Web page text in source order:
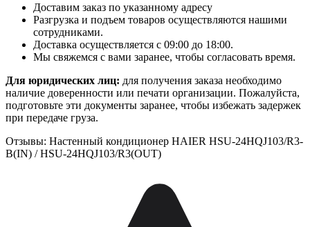
Доставим заказ по указанному адресу
Разгрузка и подъем товаров осуществляются нашими
сотрудниками.
Доставка осуществляется с 09:00 до 18:00.
Мы свяжемся с вами заранее, чтобы согласовать время.
Для юридических лиц: для получения заказа необходимо
наличие доверенности или печати организации. Пожалуйста,
подготовьте эти документы заранее, чтобы избежать задержек
при передаче груза.
Отзывы: Настенный кондиционер HAIER HSU-24HQJ103/R3-
B(IN) / HSU-24HQJ103/R3(OUT)